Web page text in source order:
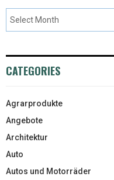
CATEGORIES
Agrarprodukte
Angebote
Architektur
Auto
Autos und Motorräder